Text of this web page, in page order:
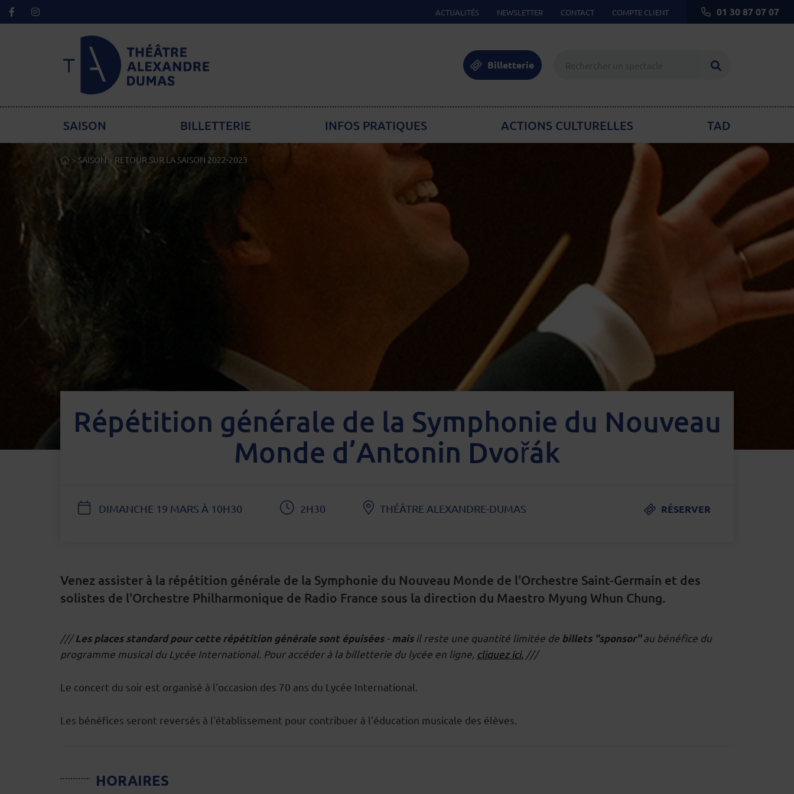
ACTUALITÉS NEWSLETTER CONTACT COMPTE CLIENT 01 30 87 07 07
Lien de retour à la page d'accueil Billetterie
SAISON BILLETTERIE INFOS PRATIQUES ACTIONS CULTURELLES TAD
ACCUEIL
> SAISON > RETOUR SUR LA SAISON 2022-2023
Répétition générale de la Symphonie du Nouveau
Monde d’Antonin Dvořák
DATEDIMANCHE 19 MARS À 10H30 2H30 THÉÂTRE ALEXANDRE-DUMAS RÉSERVER
Venez assister à la répétition générale de la Symphonie du Nouveau Monde de l'Orchestre Saint-Germain et des
solistes de l'Orchestre Philharmonique de Radio France sous la direction du Maestro Myung Whun Chung.
DESCRIPTION
///Les places standard pour cette répétition générale sont épuisées-maisil reste une quantité limitée de billets "sponsor"au bénéfice du
programme musical du Lycée International. Pour accéder à la billetterie du lycée en ligne, cliquez ici. ///
Le concert du soir est organisé à l'occasion des 70 ans du Lycée International.
Les bénéfices seront reversés à l'établissement pour contribuer à l'éducation musicale des élèves.
HORAIRES